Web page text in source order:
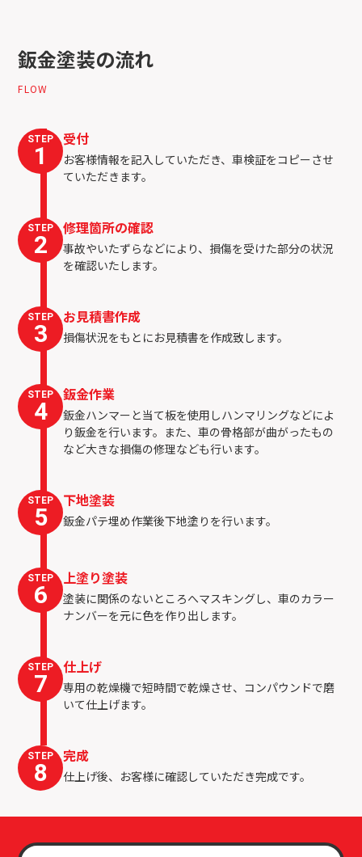
鈑金塗装の流れ
FLOW
STEP
1
受付
お客様情報を記入していただき、車検証をコピーさせ
ていただきます。
STEP
2
修理箇所の確認
事故やいたずらなどにより、損傷を受けた部分の状況
を確認いたします。
STEP
3
お見積書作成
損傷状況をもとにお見積書を作成致します。
STEP
4
鈑金作業
鈑金ハンマーと当て板を使用しハンマリングなどによ
り鈑金を行います。また、車の骨格部が曲がったもの
など大きな損傷の修理なども行います。
STEP
5
下地塗装
鈑金パテ埋め作業後下地塗りを行います。
STEP
6
上塗り塗装
塗装に関係のないところへマスキングし、車のカラー
ナンバーを元に色を作り出します。
STEP
7
仕上げ
専用の乾燥機で短時間で乾燥させ、コンパウンドで磨
いて仕上げます。
STEP
8
完成
仕上げ後、お客様に確認していただき完成です。